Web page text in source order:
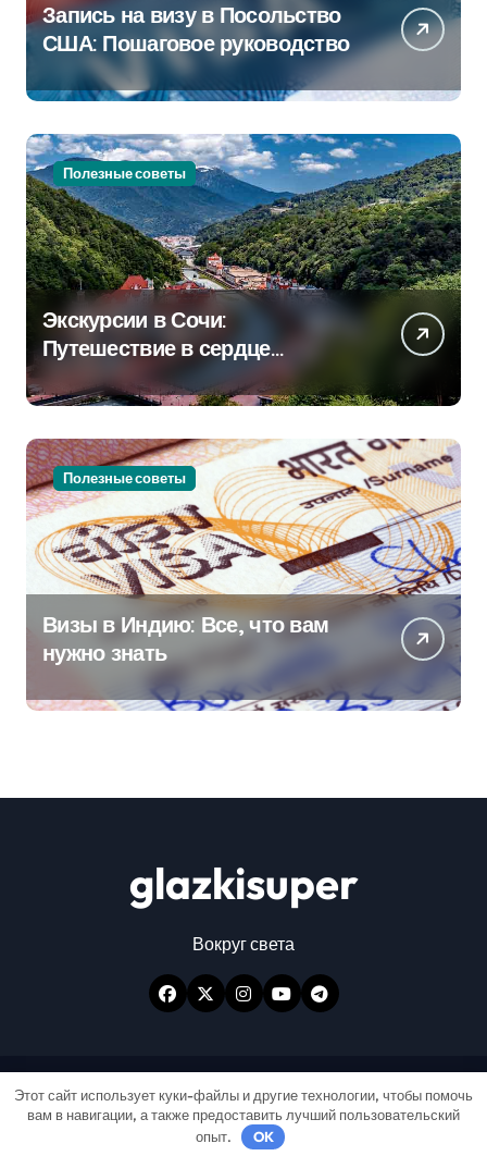
Запись на визу в Посольство
США: Пошаговое руководство
Полезные советы
Экскурсии в Сочи:
Путешествие в сердце
Черноморского курорта
Полезные советы
Визы в Индию: Все, что вам
нужно знать
glazkisuper
Вокруг света
Авторские права © Все права защищены|
NewspaperupотThemeansar.
Этот сайт использует куки-файлы и другие технологии, чтобы помочь
вам в навигации, а также предоставить лучший пользовательский
опыт.
OK